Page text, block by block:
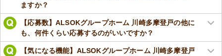
ますか？
【応募数】ALSOKグループホーム 川崎多摩登戸の他に
も、何件くらい応募するのがいいですか？
【気になる機能】ALSOKグループホーム 川崎多摩登戸